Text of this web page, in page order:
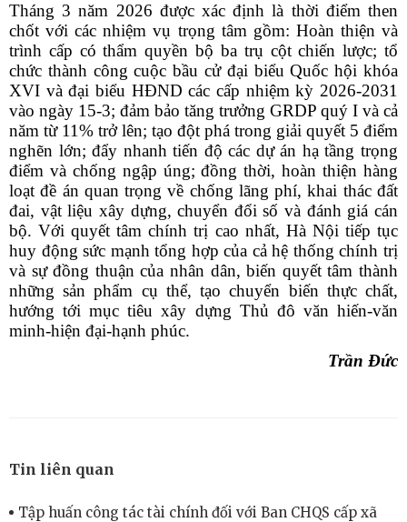
Tháng 3 năm 2026 được xác định là thời điểm then
chốt với các nhiệm vụ trọng tâm gồm: Hoàn thiện và
trình cấp có thẩm quyền bộ ba trụ cột chiến lược; tổ
chức thành công cuộc bầu cử đại biểu Quốc hội khóa
XVI và đại biểu HĐND các cấp nhiệm kỳ 2026-2031
vào ngày 15-3; đảm bảo tăng trưởng GRDP quý I và cả
năm từ 11% trở lên; tạo đột phá trong giải quyết 5 điểm
nghẽn lớn; đẩy nhanh tiến độ các dự án hạ tầng trọng
điểm và chống ngập úng; đồng thời, hoàn thiện hàng
loạt đề án quan trọng về chống lãng phí, khai thác đất
đai, vật liệu xây dựng, chuyển đổi số và đánh giá cán
bộ. Với quyết tâm chính trị cao nhất, Hà Nội tiếp tục
huy động sức mạnh tổng hợp của cả hệ thống chính trị
và sự đồng thuận của nhân dân, biến quyết tâm thành
những sản phẩm cụ thể, tạo chuyển biến thực chất,
hướng tới mục tiêu xây dựng Thủ đô văn hiến-văn
minh-hiện đại-hạnh phúc.
Trần Đức
Tin liên quan
Tập huấn công tác tài chính đối với Ban CHQS cấp xã